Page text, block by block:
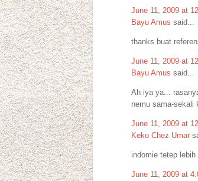
June 11, 2009 at
Bayu Amus said...
thanks buat
June 11, 2009 at
Bayu Amus said...
Ah iya ya...
nemu sama-sekali
June 11, 2009 at
Keko Chez Umar
indomie tetep
June 11, 2009 at